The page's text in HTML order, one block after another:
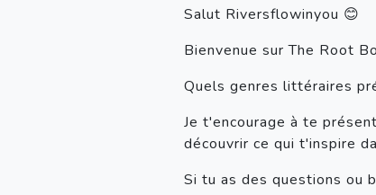
Salut Riversflowinyou 😊
Bienvenue sur The Root
Quels genres littéraires
Je t'encourage à te
découvrir ce qui t'inspire
Si tu as des questions ou